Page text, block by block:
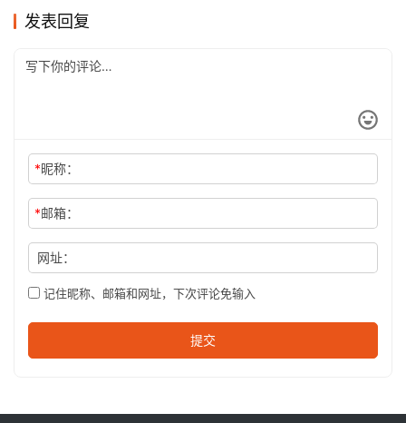
发表回复
*昵称：
*邮箱：
网址：
记住昵称、邮箱和网址，下次评论免输入
提交